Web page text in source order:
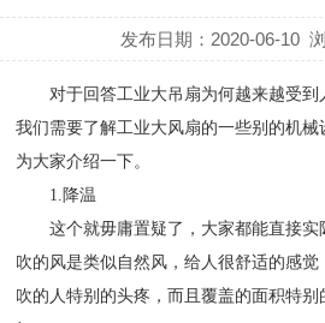
发布日期：2020-06-10
对于回答工业大吊扇为何越来越受
我们需要了解工业大风扇的一些别的机
为大家介绍一下。
1.降温
这个就毋庸置疑了，大家都能直接实
吹的风是类似自然风，给人很舒适的感
吹的人特别的头疼，而且覆盖的面积特